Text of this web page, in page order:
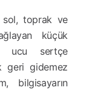
sol, toprak ve
küçük
ucu sertçe
geri gidemez
bilgisayarın